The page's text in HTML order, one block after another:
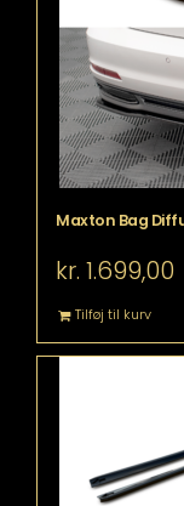
Maxton Bag
kr. 1.699,00
Tilføj til kurv